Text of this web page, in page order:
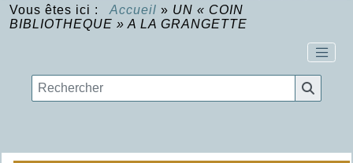
Vous êtes ici : Accueil » UN « COIN
BIBLIOTHEQUE » A LA GRANGETTE